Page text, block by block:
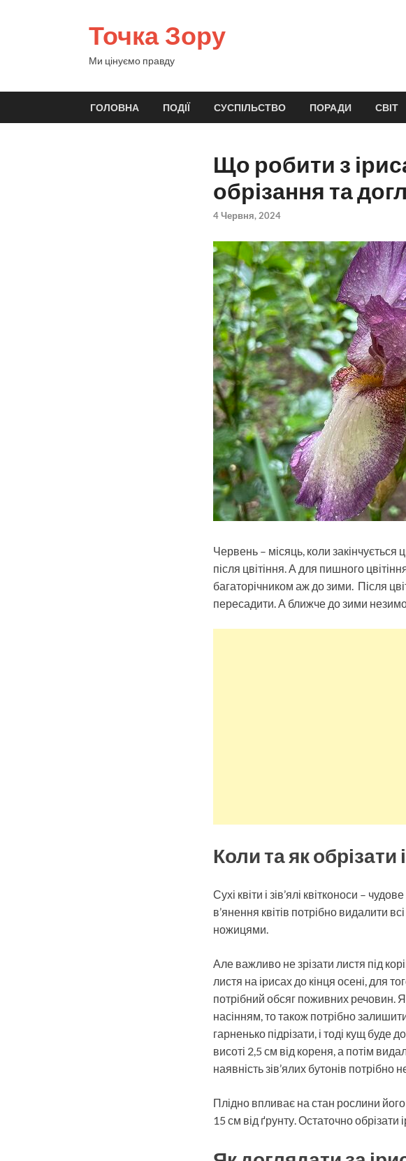
Точка Зору
Ми цінуємо правду
ГОЛОВНА ПОДІЇ СУСПІЛЬСТВО ПОРАДИ СВІТ
Що робити з
обрізання та
4 Червня, 2024
Червень – місяць, коли закінчується
після цвітіння. А для пишного
багаторічником аж до зими. Після
пересадити. А ближче до зими
Коли та як обрізати
Сухі квіти і зів’ялі квітконоси –
в’янення квітів потрібно видалити
ножицями.
Але важливо не зрізати листя під
листя на ірисах до кінця осені, для
потрібний обсяг поживних речовин.
насінням, то також потрібно
гарненько підрізати, і тоді кущ буде
висоті 2,5 см від кореня, а потім
наявність зів’ялих бутонів
Плідно впливає на стан рослини його
15 см від ґрунту. Остаточно